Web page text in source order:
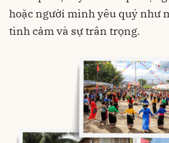
hoặc người mình yêu quý như
tình cảm và sự trân trọng.